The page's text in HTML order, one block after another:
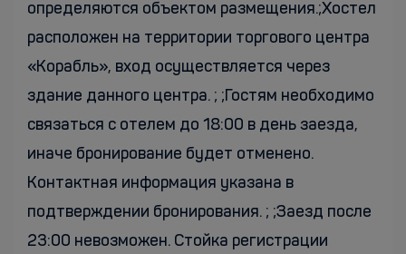
определяются объектом размещения.;Хостел
расположен на территории торгового центра
«Корабль», вход осуществляется через
здание данного центра. ; ;Гостям необходимо
связаться с отелем до 18:00 в день заезда,
иначе бронирование будет отменено.
Контактная информация указана в
подтверждении бронирования. ; ;Заезд после
23:00 невозможен. Cтойка регистрации